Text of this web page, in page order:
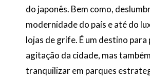
do japonês. Bem como,
modernidade do país e até do
lojas de grife. É um destino para
agitação da cidade, mas
tranquilizar em parques